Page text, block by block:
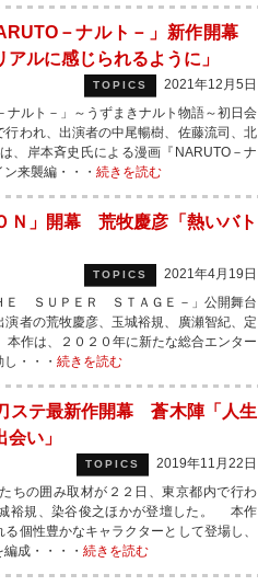
－ナルト－」新作開幕
ルに感じられるように」
TOPICS
2021年12月5日
ルト－」～うずまきナルト物語～初日会
われ、出演者の中尾暢樹、佐藤流司、北
岸本斉史氏による漫画『NARUTO－ナ
来襲編・・・ 続きを読む
」開幕 荒牧慶彦「熱いバト
TOPICS
2021年4月19日
ＳＵＰＥＲ ＳＴＡＧＥ－」公開舞台
者の荒牧慶彦、玉城裕規、廣瀬智紀、定
作は、２０２０年に新たな総合エンター
・・・ 続きを読む
ステ最新作開幕 蒼木陣「人生
い」
TOPICS
2019年11月22日
の囲み取材が２２日、東京都内で行わ
裕規、染谷俊之ほかが登壇した。 本作
個性豊かなキャラクターとして登場し、
成・・・・ 続きを読む